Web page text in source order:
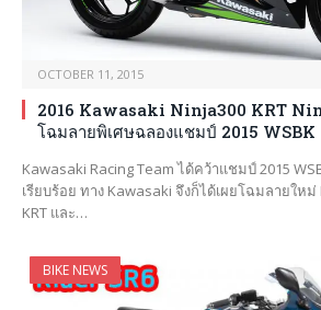
OCTOBER 11, 2015
2016 Kawasaki Ninja300 KRT
โฉมลายพิเศษฉลองแชมป์ 2015 WSBK
Kawasaki Racing Team ได้คว้าแชมป์ 2015
เรียบร้อย ทาง Kawasaki จึงก็ได้เผยโฉมลายให
KRT และ…
BIKE NEWS